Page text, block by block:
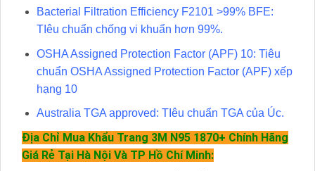
Bacterial Filtration Efficiency F2101 >99% BFE:
TIêu chuẩn chống vi khuẩn hơn 99%.
OSHA Assigned Protection Factor (APF) 10: Tiêu
chuẩn OSHA Assigned Protection Factor (APF) xếp
hạng 10
Australia TGA approved: TIêu chuẩn TGA của Úc.
Địa Chỉ Mua Khẩu Trang 3M N95 1870+ Chính Hãng
Giá Rẻ Tại Hà Nội Và TP Hồ Chí Minh: